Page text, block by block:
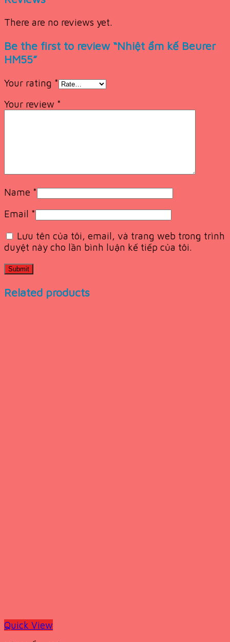
There are no reviews yet.
Be the first to review “Nhiệt ẩm kế Beurer
HM55”
Your rating *
Your review *
Name *
Email *
Lưu tên của tôi, email, và trang web trong trình
duyệt này cho lần bình luận kế tiếp của tôi.
Related products
Quick View